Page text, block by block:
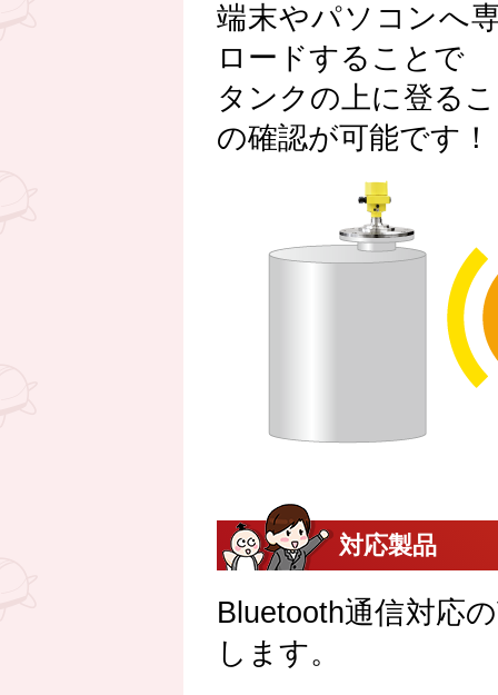
端末やパソコンへ
ロードすることで
タンクの上に登る
の確認が可能です！
対応製品
Bluetooth通信対応
します。